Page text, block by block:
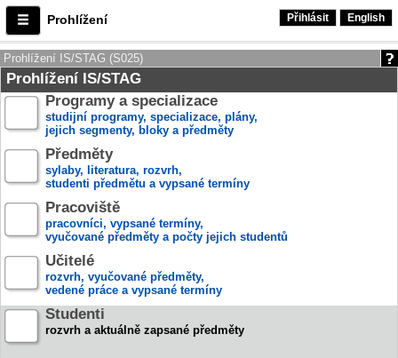
Prohlížení Přihlásit English
Prohlížení IS/STAG (S025)
Prohlížení IS/STAG
Programy a specializace
studijní programy, specializace, plány,
jejich segmenty, bloky a předměty
Předměty
sylaby, literatura, rozvrh,
studenti předmětu a vypsané termíny
Pracoviště
pracovníci, vypsané termíny,
vyučované předměty a počty jejich studentů
Učitelé
rozvrh, vyučované předměty,
vedené práce a vypsané termíny
Studenti
rozvrh a aktuálně zapsané předměty